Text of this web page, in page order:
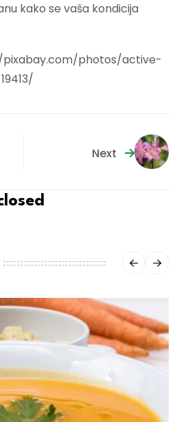
kako se vaša kondicija
pixabay.com/photos/active-
Next